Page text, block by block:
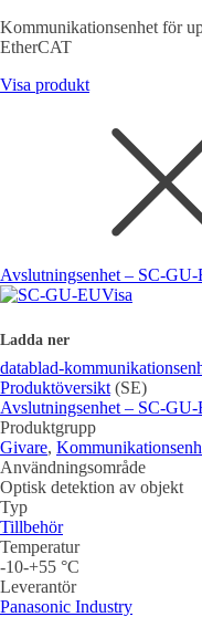
Kommunikationsenhet för
EtherCAT
Visa produkt
Avslutningsenhet – SC-
Visa
Ladda ner
datablad-
Produktöversikt (SE)
Avslutningsenhet – SC-
Produktgrupp
Givare,
Användningsområde
Optisk detektion av objekt
Typ
Tillbehör
Temperatur
-10-+55 °C
Leverantör
Panasonic Industry